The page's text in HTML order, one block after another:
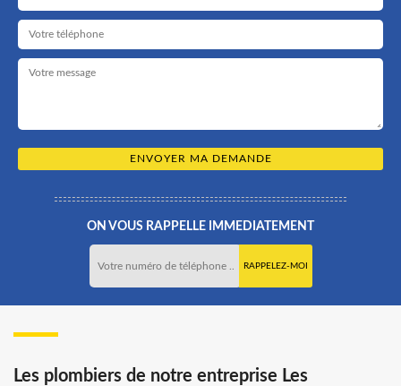
ON VOUS RAPPELLE IMMEDIATEMENT
Les plombiers de notre entreprise Les